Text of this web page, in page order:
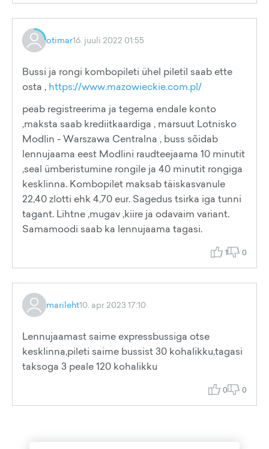
otimar16. juuli 2022 01:55
Bussi ja rongi kombopileti ühel piletil saab ette
osta , https://www.mazowieckie.com.pl/
peab registreerima ja tegema endale konto
,maksta saab krediitkaardiga , marsuut Lotnisko
Modlin - Warszawa Centralna , buss sõidab
lennujaama eest Modlini raudteejaama 10 minutit
,seal ümberistumine rongile ja 40 minutit rongiga
kesklinna. Kombopilet maksab täiskasvanule
22,40 zlotti ehk 4,70 eur. Sagedus tsirka iga tunni
tagant. Lihtne ,mugav ,kiire ja odavaim variant.
Samamoodi saab ka lennujaama tagasi.
1 0
marileht10. apr 2023 17:10
Lennujaamast saime expressbussiga otse
kesklinna,pileti saime bussist 30 kohalikku,tagasi
taksoga 3 peale 120 kohalikku
0 0